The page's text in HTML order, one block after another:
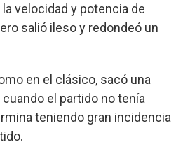
velocidad y potencia de
salió ileso y redondeó un
en el clásico, sacó una
el partido no tenía
teniendo gran incidencia